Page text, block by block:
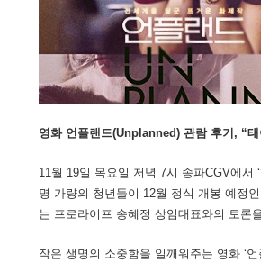
영화 언플랜드(Unplanned) 관람 후기, “
11월 19일 목요일 저녁 7시 송파CGV에서
명 가량의 청년들이 12월 정식 개봉 예정
는 프로라이프 송혜정 상임대표와의 토론
작은 생명의 소중함을 일깨워주는 영화 ‘